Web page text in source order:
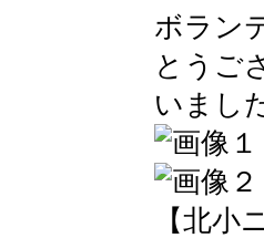
ボラン
とうご
いまし
【北小